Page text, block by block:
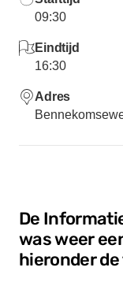
09:30
Eindtijd
16:30
Adres
De
was weer
hieronder de